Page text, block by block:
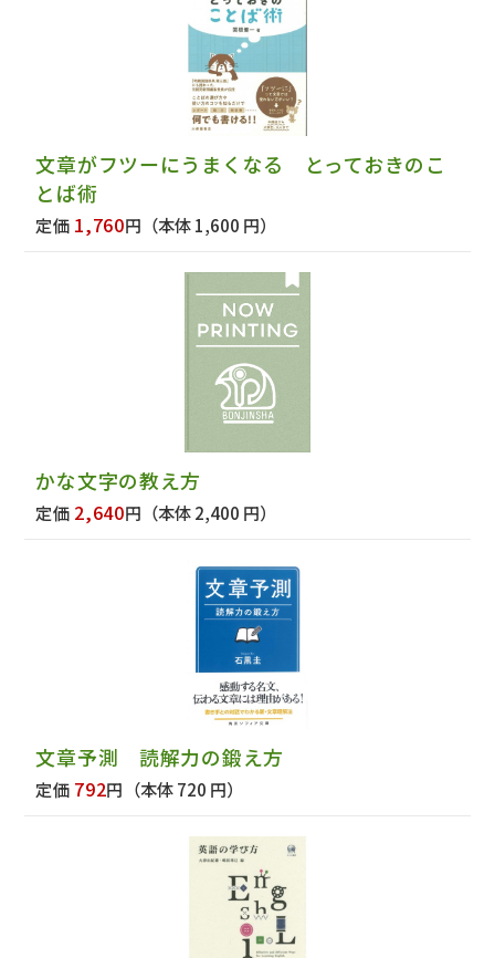
文章がフツーにうまくなる とっておきのこ
とば術
定価 1,760円 （本体 1,600 円）
かな文字の教え方
定価 2,640円 （本体 2,400 円）
文章予測 読解力の鍛え方
定価 792円 （本体 720 円）